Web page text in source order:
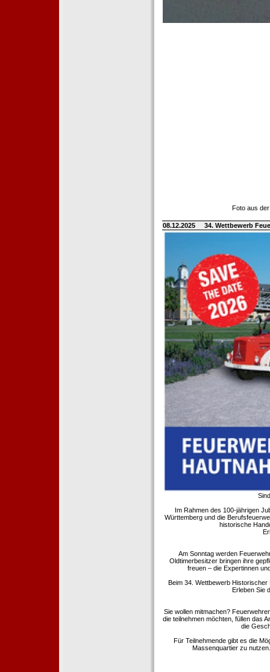
Foto aus
08.12.2025 34. Wettbewerb
Im Rahmen des 100-jährigen
Württemberg und die
historische
Am Sonntag werden
Oldtimerbesitzer bringen ihre
freuen – die Expertinnen
Beim 34. Wettbewerb
Erleben Sie
Sie wollen mitmachen?
die teilnehmen möchten, füllen das
die
Für Teilnehmende gibt es die
Massenquartier zu